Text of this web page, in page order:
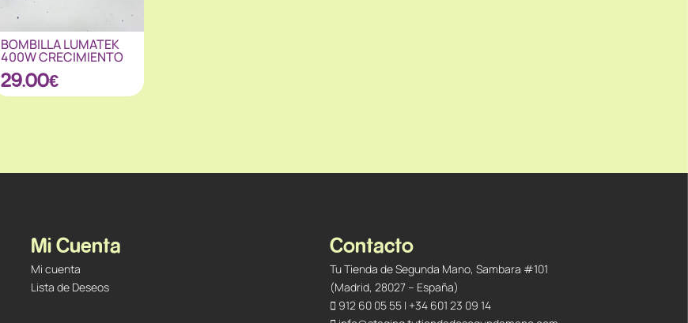
BOMBILLA LUMATEK
400W CRECIMIENTO
29.00€
Mi Cuenta
Mi cuenta
Lista de Deseos
Contacto
Tu Tienda de Segunda Mano, Sambara #101
(Madrid, 28027 – España)
912 60 05 55| +34 601 23 09 14